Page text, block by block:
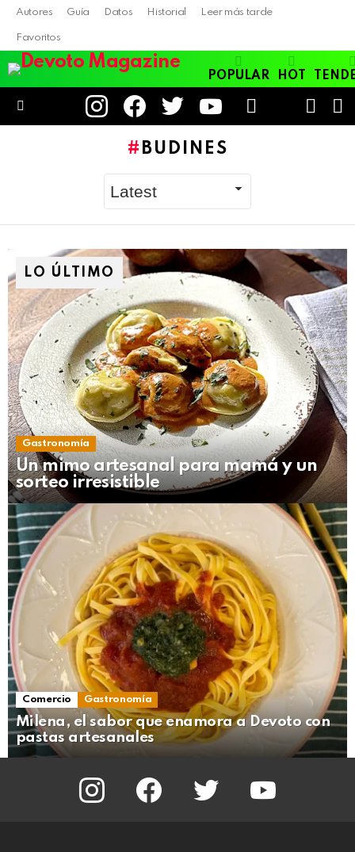
Autores Guía Datos Historial Leer más tarde
Favoritos
POPULAR HOT
instagramfacebooktwitter youtube
SKIN
BUDINES
LO ÚLTIMO
Gastronomía
Un mimo artesanal para mamá y un
sorteo irresistible
Comercio Gastronomía
Milena, el sabor que enamora a Devoto con
pastas artesanales
instagram facebook twitter